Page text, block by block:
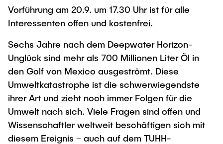
Job opportunities
Information for new employees
Internal Information
Career Center
Continuing Education
Future Lectures
Team
Research & Transfer News
Interdisciplinary Workshop of the FSP
"Biobased Processes and Reactor
Technologies"
Management Sciences and Technology
Study Programs
Research and Institutes
Mechanical Engineering
Study programs
Research and institutes
Joint School of Multidisciplinary Studies
ECIU University
Contacts & International Team
Vorführung am 20.9. um 17.30 Uhr ist für alle
Interessenten offen und kostenfrei.
Sechs Jahre nach dem Deepwater Horizon-
Unglück sind mehr als 700 Millionen Liter Öl in
den Golf von Mexico ausgeströmt. Diese
Umweltkatastrophe ist die schwerwiegendste
ihrer Art und zieht noch immer Folgen für die
Umwelt nach sich. Viele Fragen sind offen und
Wissenschaftler weltweit beschäftigen sich mit
diesem Ereignis – auch auf dem TUHH-